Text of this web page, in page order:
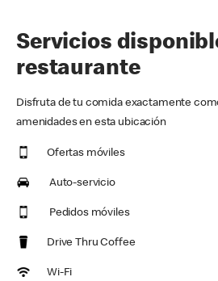
Servicios
restaurante
Disfruta de tu comida exactamente
amenidades en esta ubicación
Ofertas móviles
Auto-servicio
Pedidos móviles
Drive Thru Coffee
Wi-Fi